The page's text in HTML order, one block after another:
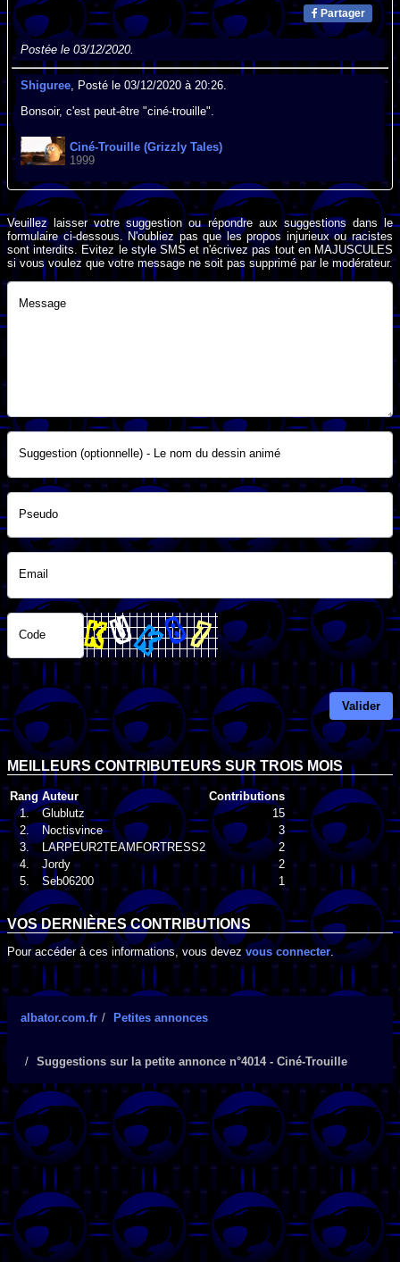
Partager
Postée le 03/12/2020.
Shiguree, Posté le 03/12/2020 à 20:26.
Bonsoir, c'est peut-être "ciné-trouille".
Ciné-Trouille (Grizzly Tales)
1999
Veuillez laisser votre suggestion ou répondre aux suggestions dans le
formulaire ci-dessous. N'oubliez pas que les propos injurieux ou racistes
sont interdits. Evitez le style SMS et n'écrivez pas tout en MAJUSCULES
si vous voulez que votre message ne soit pas supprimé par le modérateur.
Message
Suggestion (optionnelle) - Le nom du dessin animé
Pseudo
Email
Code
Valider
MEILLEURS CONTRIBUTEURS SUR TROIS MOIS
Rang Auteur
Contributions
1.
Glublutz
15
2.
Noctisvince
3
3.
LARPEUR2TEAMFORTRESS2
2
4.
Jordy
2
5.
Seb06200 1
VOS DERNIÈRES CONTRIBUTIONS
Pour accéder à ces informations, vous devez vous connecter.
albator.com.fr Petites annonces
Suggestions sur la petite annonce n°4014 - Ciné-Trouille